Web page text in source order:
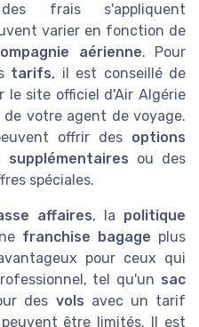
frais s'appliquent
varier en fonction de
aérienne. Pour
tarifs, il est conseillé de
le site officiel d'Air Algérie
votre agent de voyage.
offrir des options
supplémentaires ou des
spéciales.
affaires, la politique
franchise bagage plus
pour ceux qui
tel qu'un sac
des vols avec un tarif
peuvent être limités. Il est